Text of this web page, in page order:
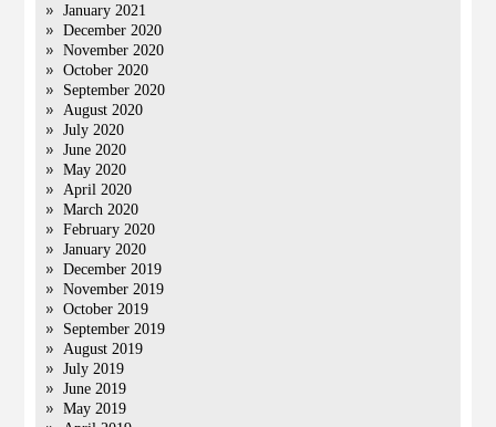
January 2021
December 2020
November 2020
October 2020
September 2020
August 2020
July 2020
June 2020
May 2020
April 2020
March 2020
February 2020
January 2020
December 2019
November 2019
October 2019
September 2019
August 2019
July 2019
June 2019
May 2019